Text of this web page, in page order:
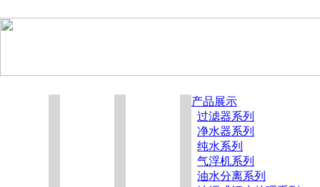
产品展示
过滤器系列
净水器系列
纯水系列
气浮机系列
油水分离系列